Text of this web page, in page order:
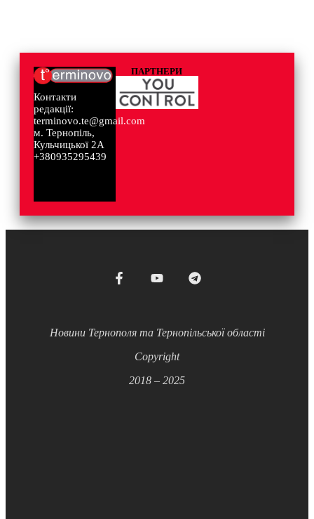
Контакти
редакції:
terminovo.te@gmail.com
м. Тернопіль,
Кульчицької 2А
+380935295439
ПАРТНЕРИ
Новини Тернополя та Тернопільської області
Copyright
2018 – 2025